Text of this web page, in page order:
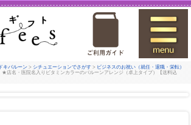
バルーン > シチュエーションでさがす > ビジネスのお祝い（就任・退職・栄転）
店名・医院名入りビタミンカラーのバルーンアレンジ（卓上タイプ）【送料込